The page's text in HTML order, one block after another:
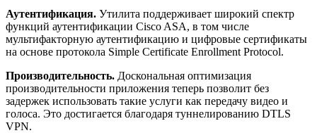
Аутентификация. Утилита поддерживает широкий спектр
функций аутентификации Cisco ASA, в том числе
мультифакторную аутентификацию и цифровые сертификаты
на основе протокола Simple Certificate Enrollment Protocol.
Производительность. Доскональная оптимизация
производительности приложения теперь позволит без
задержек использовать такие услуги как передачу видео и
голоса. Это достигается благодаря туннелированию DTLS
VPN.